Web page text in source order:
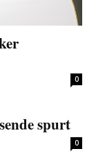
0
spurt
0